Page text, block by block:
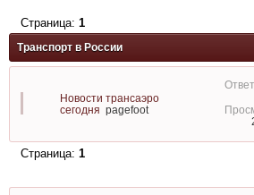
Транспорт в России
Страница: 1
Новости трансаэро
сегодня pagefoot
Страница: 1